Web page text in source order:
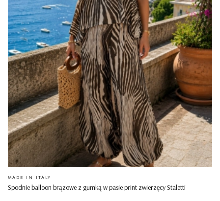
Spodnie balloon brązowe z gumką w pasie print zwierzęcy Staletti
PRODUCENT
MADE IN ITALY